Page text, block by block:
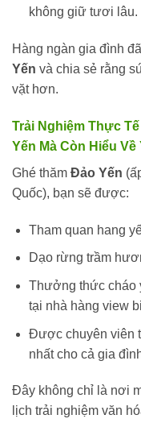
không giữ tươi lâu.
Hàng ngàn gia đình
Yến và chia sẻ rằng
vặt hơn.
Trải Nghiệm Thực
Yến Mà Còn Hiểu Về
Ghé thăm Đảo Yến
Quốc), bạn sẽ được:
Tham quan hang
Dạo rừng trầm
Thưởng thức cháo
tại nhà hàng view
Được chuyên viên
nhất cho cả gia
Đây không chỉ là nơi
lịch trải nghiệm văn